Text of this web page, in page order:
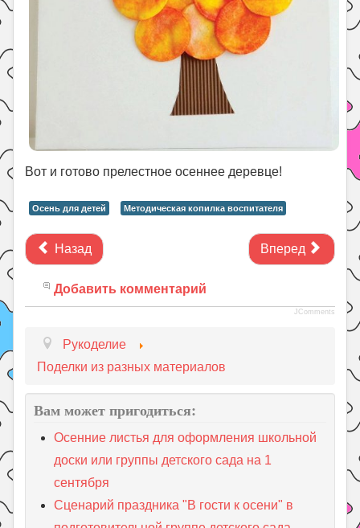
Вот и готово прелестное осеннее деревце!
Осень для детей Методическая копилка воспитателя
Назад Вперед
Добавить комментарий
JComments
Рукоделие
Поделки из разных материалов
Вам может пригодиться:
Осенние листья для оформления школьной
доски или группы детского сада на 1
сентября
Сценарий праздника "В гости к осени" в